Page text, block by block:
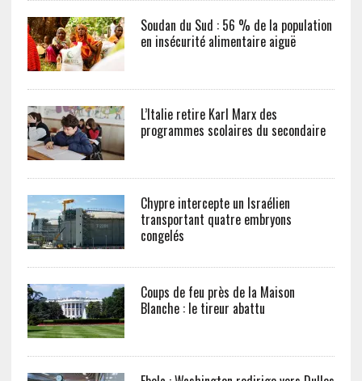
Soudan du Sud : 56 % de la population
en insécurité alimentaire aiguë
L’Italie retire Karl Marx des
programmes scolaires du secondaire
Chypre intercepte un Israélien
transportant quatre embryons
congelés
Coups de feu près de la Maison
Blanche : le tireur abattu